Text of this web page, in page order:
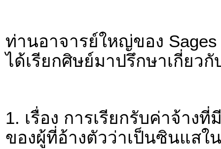
ท่านอาจารย์ใหญ่ของ Sages
ได้เรียกศิษย์มาปรึกษาเกี่ยวกั
1. เรื่อง การเรียกรับค่าจ้าง
ของผู้ที่อ้างตัวว่าเป็นซินแสใ